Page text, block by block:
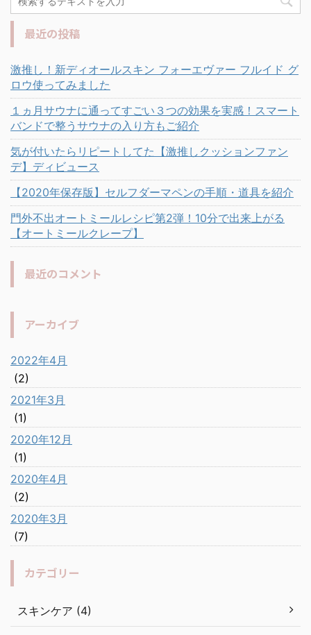
最近の投稿
激推し！新ディオールスキン フォーエヴァー フルイド グ
ロウ使ってみました
１ヵ月サウナに通ってすごい３つの効果を実感！スマート
バンドで整うサウナの入り方もご紹介
気が付いたらリピートしてた【激推しクッションファン
デ】ディビュース
【2020年保存版】セルフダーマペンの手順・道具を紹介
門外不出オートミールレシピ第2弾！10分で出来上がる
【オートミールクレープ】
最近のコメント
アーカイブ
2022年4月
(2)
2021年3月
(1)
2020年12月
(1)
2020年4月
(2)
2020年3月
(7)
カテゴリー
スキンケア (4)